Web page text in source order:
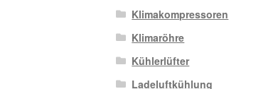
Klimakompressoren
Klimaröhre
Kühlerlüfter
Ladeluftkühlung